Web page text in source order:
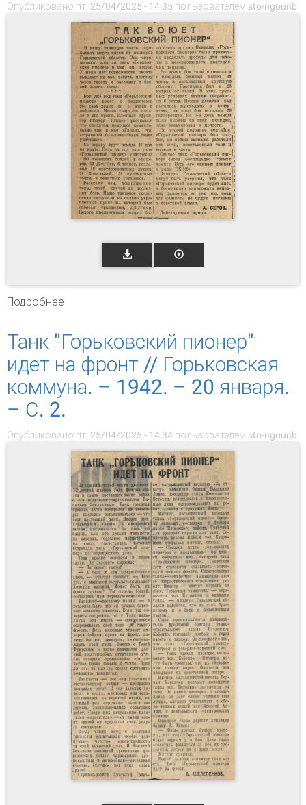
Опубликовано пт, 25/04/2025 - 14:35 пользователем sto-ngounb
Подробнее
С. 2.
Танк "Горьковский пионер"
идет на фронт // Горьковская
коммуна. – 1942. – 20 января.
– С. 2.
Опубликовано пт, 25/04/2025 - 14:34 пользователем sto-ngounb